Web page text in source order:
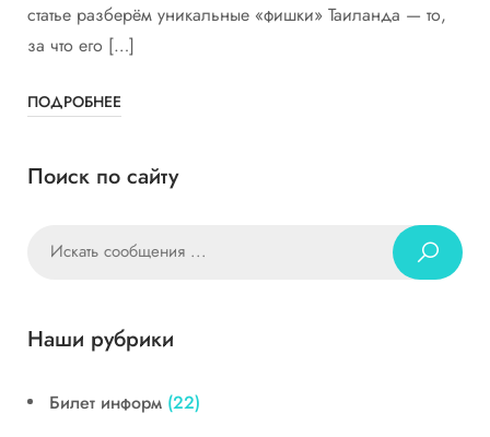
статье разберём уникальные «фишки» Таиланда — то,
за что его […]
ПОДРОБНЕЕ
Поиск по сайту
Наши рубрики
Билет информ (22)